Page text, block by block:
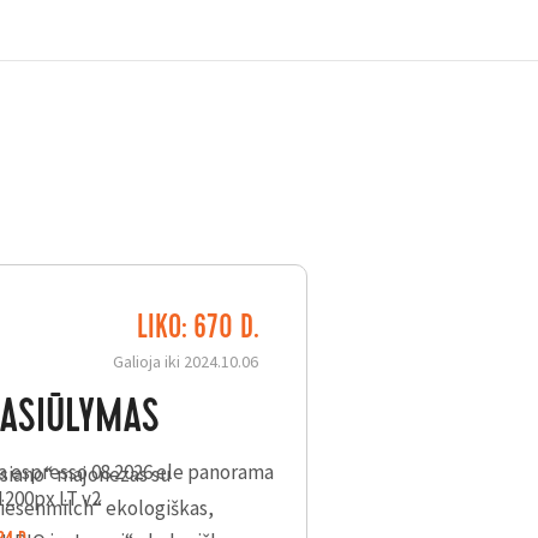
LIKO: 670 D.
Galioja iki 2024.10.06
majonezas su
ekologiškas,